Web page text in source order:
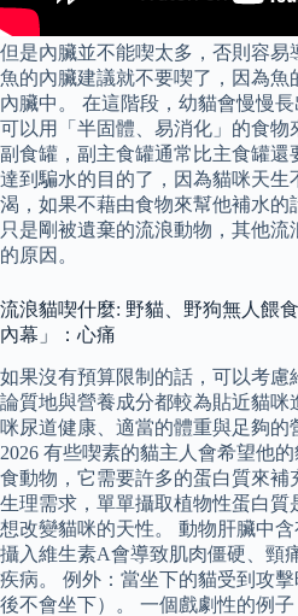
但是內臟並不能喫太多，否則容
魚的內臟建議就不要喫了，因為
內臟中。 在這階段，幼貓會慢慢
可以用「半固體、易消化」的食物
副食罐，副主食罐通常比主食罐
達到騙水的目的了，因為貓咪天生
渴，如果不藉由食物來幫他補水的
只是剛被遺棄的流浪動物，其他
的原因。
流浪貓喫什麼: 野貓、野狗無人餵
內幕」：心痛
如果沒有預算限制的話，可以考
論質地與營養成分都較為貼近貓
咪尿道健康、適當的體重與足夠的
2026 有些喫素的貓主人會希望他
食動物，它需要許多的蛋白質來補
生理需求，單單攝取植物性蛋白質
想改變貓咪的天性。 動物肝臟中
攝入維生素A會導致肌肉僵硬、頸
疾病。 例外：當坐下的貓受到攻
後不會坐下）。 一個戲劇性的例